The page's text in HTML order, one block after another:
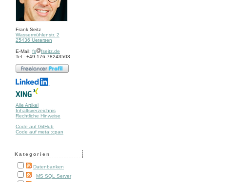
Frank Seitz
Wassermühlenstr. 2
25436 Uetersen
E-Mail: fs
fseitz.de
Tel.: +49-176-78243503
Alle Artikel
Inhaltsverzeichnis
Rechtliche Hinweise
Code auf GitHub
Code auf meta::cpan
Kategorien
Datenbanken
MS SQL Server